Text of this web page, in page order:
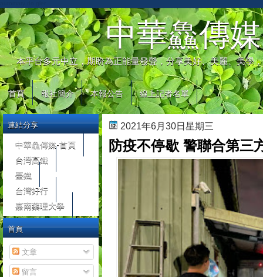
中華鱻傳媒
本平台多元中立，期盼為正能量發聲，分享美好、美麗、美學
首頁 報社簡介 本報公告 線上記者名單
2021年6月30日星期三
防疫不停歇 警聯合第三
連結分享
中華鱻傳媒-首頁
台灣高鐵
臺鐵
台灣好行
嘉南藥理大學
首頁
文章
留言